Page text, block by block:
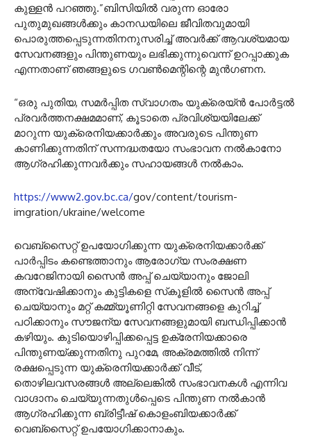
കുള്ളൻ പറഞ്ഞു.”ബിസിയിൽ വരുന്ന ഓരോ
പുതുമുഖങ്ങൾക്കും കാനഡയിലെ ജീവിതവുമായി
പൊരുത്തപ്പെടുന്നതിനനുസരിച്ച് അവർക്ക് ആവശ്യമായ
സേവനങ്ങളും പിന്തുണയും ലഭിക്കുന്നുവെന്ന് ഉറപ്പാക്കുക
എന്നതാണ് ഞങ്ങളുടെ ഗവൺമെന്റിന്റെ മുൻഗണന.
“ഒരു പുതിയ, സമർപ്പിത സ്വാഗതം യുക്രെയ്ൻ പോർട്ടൽ
പ്രവർത്തനക്ഷമമാണ്, കൂടാതെ പ്രവിശ്യയിലേക്ക്
മാറുന്ന യുക്രെനിയക്കാർക്കും അവരുടെ പിന്തുണ
കാണിക്കുന്നതിന് സന്നദ്ധതയോ സംഭാവന നൽകാനോ
ആഗ്രഹിക്കുന്നവർക്കും സഹായങ്ങൾ നൽകാം.
https://www2.gov.bc.ca/gov/content/tourism-
imgration/ukraine/welcome
വെബ്‌സൈറ്റ് ഉപയോഗിക്കുന്ന യുക്രെനിയക്കാർക്ക്
പാർപ്പിടം കണ്ടെത്താനും ആരോഗ്യ സംരക്ഷണ
കവറേജിനായി സൈൻ അപ്പ് ചെയ്യാനും ജോലി
അന്വേഷിക്കാനും കുട്ടികളെ സ്‌കൂളിൽ സൈൻ അപ്പ്
ചെയ്യാനും മറ്റ് കമ്മ്യൂണിറ്റി സേവനങ്ങളെ കുറിച്ച്
പഠിക്കാനും സൗജന്യ സേവനങ്ങളുമായി ബന്ധിപ്പിക്കാൻ
കഴിയും. കുടിയൊഴിപ്പിക്കപ്പെട്ട ഉക്രേനിയക്കാരെ
പിന്തുണയ്‌ക്കുന്നതിനു പുറമേ, അക്രമത്തിൽ നിന്ന്
രക്ഷപ്പെടുന്ന യുക്രെനിയക്കാർക്ക് വീട്,
തൊഴിലവസരങ്ങൾ അല്ലെങ്കിൽ സംഭാവനകൾ എന്നിവ
വാഗ്ദാനം ചെയ്യുന്നതുൾപ്പെടെ പിന്തുണ നൽകാൻ
ആഗ്രഹിക്കുന്ന ബ്രിട്ടീഷ് കൊളംബിയക്കാർക്ക്
വെബ്‌സൈറ്റ് ഉപയോഗിക്കാനാകും.